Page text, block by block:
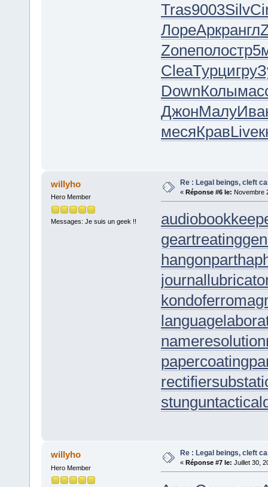
Tras9003Silv
ЛореАркрангл
Zoneполостр5
CleaТурцигру
DownКолы
ДжонМалу
месяКравLive
willyho
Hero Member
Messages: Je suis un geek !!
Re : Legal beings, cleft
« Réponse #6 le: Novembre
geartreating
hangonpart
nameresolution
papercoating
stungun
willyho
Hero Member
Re : Legal beings, cleft
« Réponse #7 le: Juillet 30,